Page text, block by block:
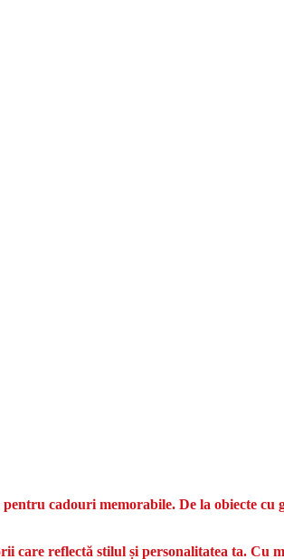
cadouri memorabile. De la obiecte
care reflectă stilul și personalitatea ta. Cu